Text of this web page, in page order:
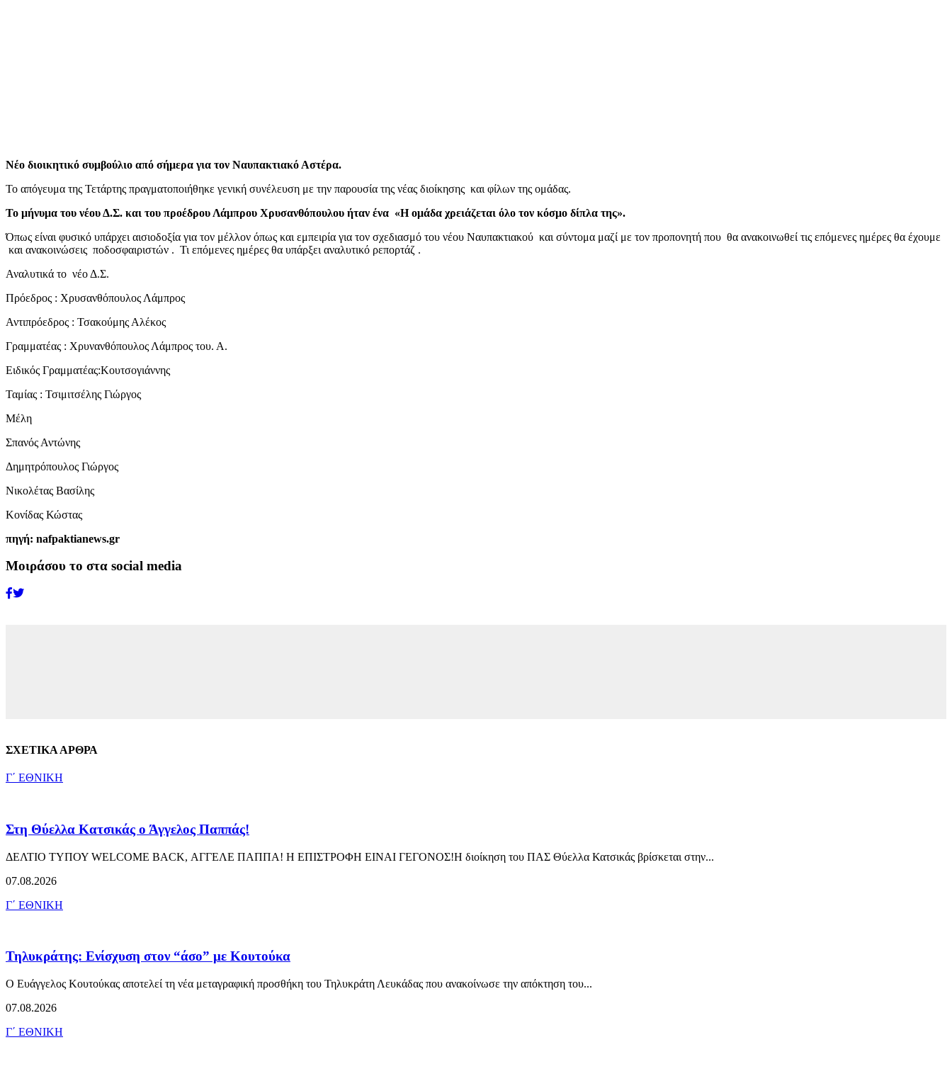
Νέο διοικητικό συμβούλιο από σήμερα για τον Ναυπακτιακό Αστέρα.
Το απόγευμα της Τετάρτης πραγματοποιήθηκε γενική συνέλευση με την παρουσία της νέας διοίκησης και φίλων της ομάδας.
Το μήνυμα του νέου Δ.Σ. και του προέδρου Λάμπρου Χρυσανθόπουλου ήταν ένα «Η ομάδα χρειάζεται όλο τον κόσμο δίπλα της».
Όπως είναι φυσικό υπάρχει αισιοδοξία για τον μέλλον όπως και εμπειρία για τον σχεδιασμό του νέου Ναυπακτιακού και σύντομα μαζί με τον προπονητή που θα ανακοινωθεί τις επόμενες ημέρες θα έχουμε
και ανακοινώσεις ποδοσφαιριστών . Τι επόμενες ημέρες θα υπάρξει αναλυτικό ρεπορτάζ .
Αναλυτικά το νέο Δ.Σ.
Πρόεδρος : Χρυσανθόπουλος Λάμπρος
Αντιπρόεδρος : Τσακούμης Αλέκος
Γραμματέας : Χρυνανθόπουλος Λάμπρος του. Α.
Ειδικός Γραμματέας:Κουτσογιάννης
Ταμίας : Τσιμιτσέλης Γιώργος
Μέλη
Σπανός Αντώνης
Δημητρόπουλος Γιώργος
Νικολέτας Βασίλης
Κονίδας Κώστας
πηγή: nafpaktianews.gr
Μοιράσου το στα social media
ΣΧΕΤΙΚΑ ΑΡΘΡΑ
Γ΄ ΕΘΝΙΚΗ
Στη Θύελλα Κατσικάς ο Άγγελος Παππάς!
ΔΕΛΤΙΟ ΤΥΠΟΥ WELCOME BACK, ΑΓΓΕΛΕ ΠΑΠΠΑ! Η ΕΠΙΣΤΡΟΦΗ ΕΙΝΑΙ ΓΕΓΟΝΟΣ!Η διοίκηση του ΠΑΣ Θύελλα Κατσικάς βρίσκεται στην...
07.08.2026
Γ΄ ΕΘΝΙΚΗ
Τηλυκράτης: Ενίσχυση στον “άσο” με Κουτούκα
Ο Ευάγγελος Κουτούκας αποτελεί τη νέα μεταγραφική προσθήκη του Τηλυκράτη Λευκάδας που ανακοίνωσε την απόκτηση του...
07.08.2026
Γ΄ ΕΘΝΙΚΗ